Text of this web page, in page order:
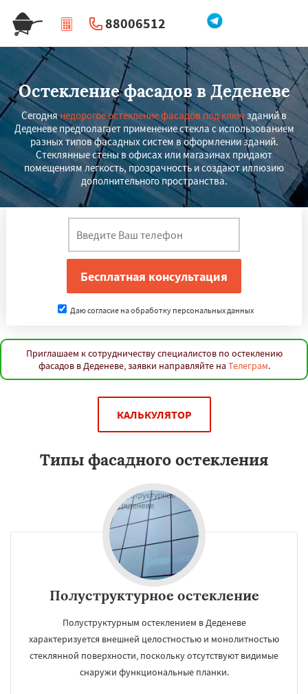
88006512
| Перезвоните мне
Остекление фасадов в Деденеве
Сегоднянедорогое остекление фасадов под ключ зданий в
Деденеве предполагает применение стекла с использованием
разных типов фасадных систем в оформлении зданий.
Стеклянные стены в офисах или магазинах придают
помещениям легкость, прозрачность и создают иллюзию
дополнительного пространства.
Даю согласие на обработку персональных данных
Приглашаем к сотрудничеству специалистов по остеклению
фасадов в Деденеве, заявки направляйте на Телеграм.
КАЛЬКУЛЯТОР
Типы фасадного остекления
Полуструктурное остекление
Полуструктурным остеклением в Деденеве
характеризуется внешней целостностью и монолитностью
стеклянной поверхности, поскольку отсутствуют видимые
снаружи функциональные планки.